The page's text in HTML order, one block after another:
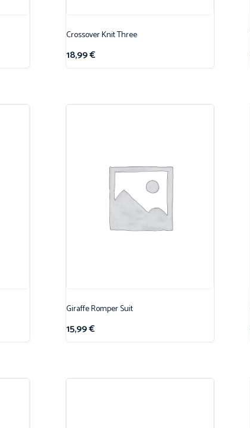
Crossover Knit Three
18,99€
Giraffe Romper Suit
15,99€